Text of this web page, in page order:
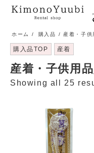
ホーム / 購入品 / 産着・子供
購入品TOP 産着
産着・子供用
Showing all 25